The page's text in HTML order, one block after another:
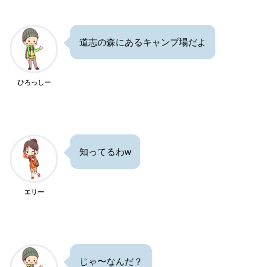
ひろっしー
道志の森にあるキャンプ場だよ
エリー
知ってるわw
じゃ〜なんだ？